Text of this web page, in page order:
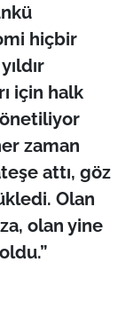
hiçbir
için halk
zaman
attı, göz
Olan
olan yine